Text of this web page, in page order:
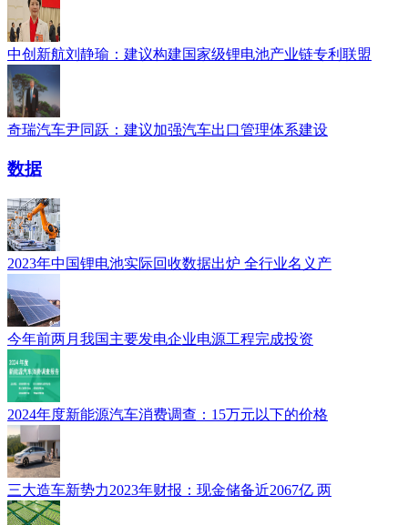
中创新航刘静瑜：建议构建国家级锂电池产业链专利联盟
奇瑞汽车尹同跃：建议加强汽车出口管理体系建设
数据
2023年中国锂电池实际回收数据出炉 全行业名义产
今年前两月我国主要发电企业电源工程完成投资
2024年度新能源汽车消费调查：15万元以下的价格
三大造车新势力2023年财报：现金储备近2067亿 两